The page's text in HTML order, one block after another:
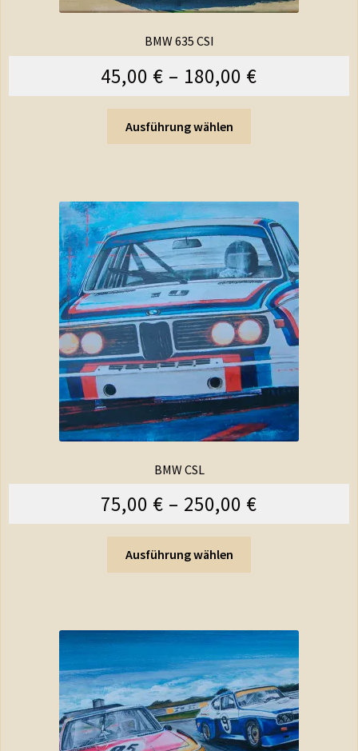
BMW 635 CSI
45,00 € – 180,00 €
Ausführung wählen
BMW CSL
75,00 € – 250,00 €
Ausführung wählen